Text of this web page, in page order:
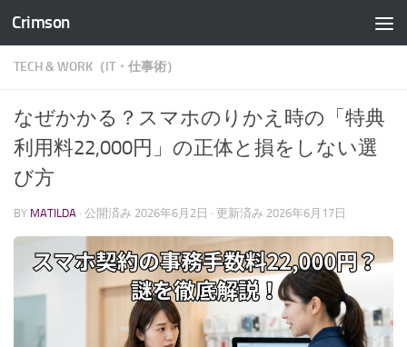
コンテンツへスキップ
Crimson
TECH & WORK（IT・仕事術）
なぜかかる？スマホのりかえ時の「特典
利用料22,000円」の正体と損をしない選
び方
BY MATILDA · 公開済み 2026年6月2日 · 更新済み 2026年6月17日